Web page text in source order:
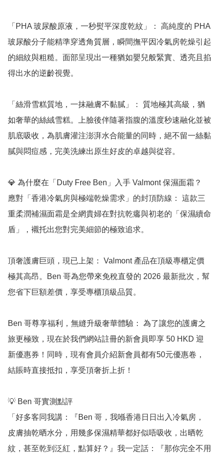
「PHA 玻尿酸原液，一秒熨平深度乾紋」： 高純度的 PHA
玻尿酸分子能精準穿透角質層，瞬間撫平因冷氣房乾燥引起
的細紋與粗糙。面部呈現出一種猶如嬰兒般緊實、透亮且掐
得出水的逆齡視覺。
「絲滑雪糕質地，一抹融膚不黏膩」： 質地極其高級，猶
如奢華的絲絨雪糕。上臉後伴隨著指腹的溫度秒速融化並被
肌底吸收，為肌膚灌注澎湃水合能量的同時，絕不留一絲黏
膩與悶痘感，完美洗練出原生好皮的卓越與從容。
💎 為什麼在「Duty Free Ben」入手 Valmont 保濕面霜？
應對「香港冷氣房與極端乾燥需求」的封頂防線： 這款三
重柔潤補濕面霜是全網貴婦在對抗乾癟與初老的「保濕續命
盾」，襯托出您對完美細節的極致追求。
頂奢護膚巨頭，現已上架： Valmont 產品在頂級專櫃定價
極其高昂。Ben 哥為您帶來免稅直發的 2026 最新批次，幫
您省下巨額差價，享受專櫃頂級品質。
Ben 哥尊享福利，無縫升級奢華體驗： 為了讓您的護膚之
旅更極致，現在於我們網站註冊的新會員即享 50 HKD 迎
新優惠券！同時，現有會員介紹新會員都有50元優惠卷，
結賬時直接抵扣，享受頂奢折上折！
💡 Ben 哥實測點評
「好多客同我講：『Ben 哥，我喺香港日日出入冷氣房，
皮膚抽乾晒水分，用幾多保濕精華都好似唔吸收，出晒乾
紋，甚至乾到泛紅，點算好？』我一定話：『那你完全不用